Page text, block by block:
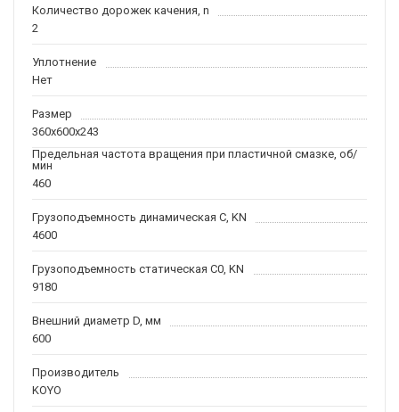
Количество дорожек качения, n
2
Уплотнение
Нет
Размер
360x600x243
Предельная частота вращения при пластичной смазке, об/
мин
460
Грузоподъемность динамическая C, KN
4600
Грузоподъемность статическая C0, KN
9180
Внешний диаметр D, мм
600
Производитель
KOYO